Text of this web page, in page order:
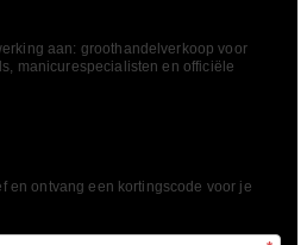
aan: groothandelverkoop voor
manicurespecialisten en officiële
en ontvang een kortingscode voor je